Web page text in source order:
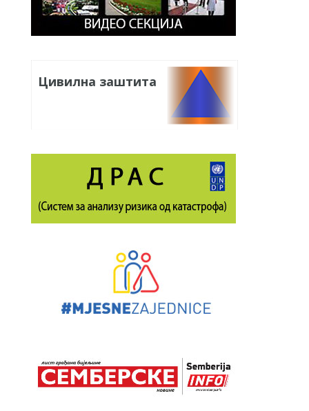
Цивилна заштита